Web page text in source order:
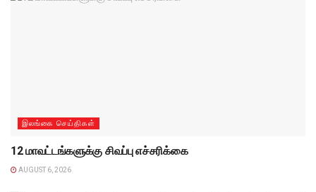
இலங்கை செய்திகள்
12 மாவட்டங்களுக்கு சிவப்பு எச்சரிக்கை
AUGUST 6, 2026